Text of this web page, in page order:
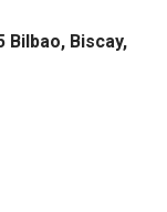
Bilbao, Biscay,